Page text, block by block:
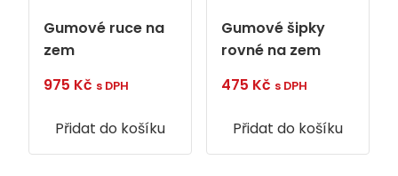
Gumové ruce na
zem
975 Kč s DPH
Přidat do košíku
Gumové šipky
rovné na zem
475 Kč s DPH
Přidat do košíku